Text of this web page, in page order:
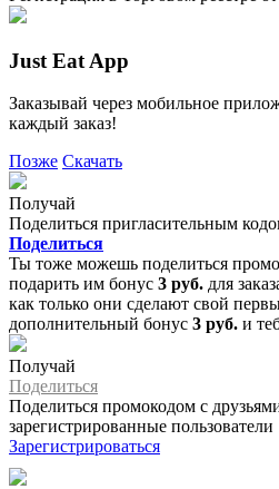
Just Eat App
Заказывай через мобильное
каждый заказ!
Позже Скачать
Получай
Поделиться пригласительным
Поделиться
Ты тоже можешь поделиться
подарить им бонус 3 руб. для
как только они сделают свой
дополнительный бонус 3 руб. и
Получай
Поделиться
Поделиться промокодом с
зарегистрированные пользователи
Зарегистрироваться